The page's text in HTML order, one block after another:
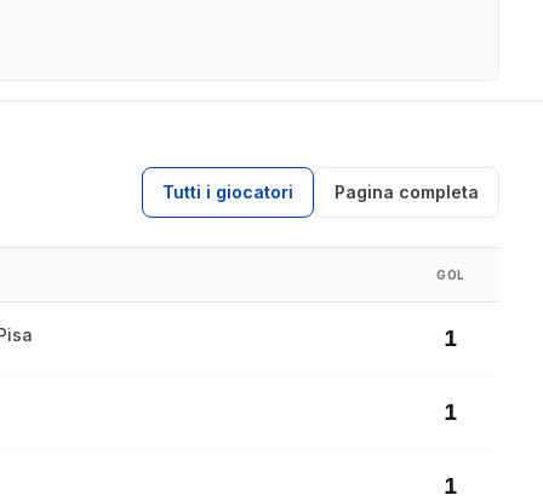
Tutti i giocatori Pagina completa
GOL
1
1
1